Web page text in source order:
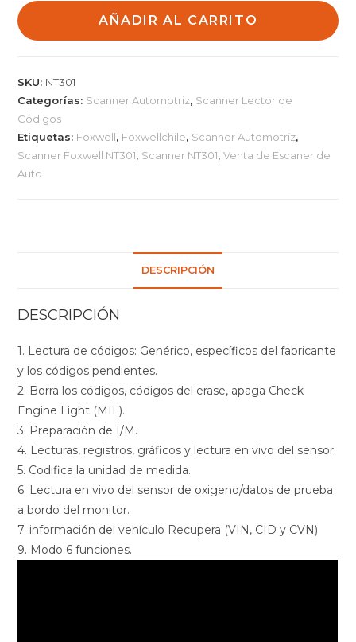
NT301
cantidad
AÑADIR AL CARRITO
SKU: NT301
Categorías: Scanner Automotriz, Scanner Lector de
Códigos
Etiquetas: Foxwell, Foxwellchile, Scanner Automotriz,
Scanner Foxwell NT301, Scanner NT301,Venta de Escaner de
Auto
DESCRIPCIÓN
DESCRIPCIÓN
1. Lectura de códigos: Genérico, específicos del fabricante
y los códigos pendientes.
2. Borra los códigos, códigos del erase, apaga Check
Engine Light (MIL).
3. Preparación de I/M.
4. Lecturas, registros, gráficos y lectura en vivo del sensor.
5. Codifica la unidad de medida.
6. Lectura en vivo del sensor de oxigeno/datos de prueba
a bordo del monitor.
7. información del vehículo Recupera (VIN, CID y CVN)
9. Modo 6 funciones.